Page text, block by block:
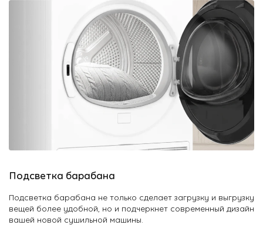
Подсветка барабана
Подсветка барабана не только сделает загрузку и выгрузку
вещей более удобной, но и подчеркнет современный дизайн
вашей новой сушильной машины.